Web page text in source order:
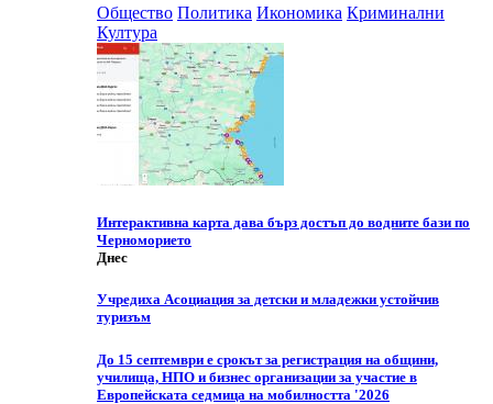
Общество Политика Икономика Криминални
Култура
Интерактивна карта дава бърз достъп до водните бази по
Черноморието
Днес
Учредиха Асоциация за детски и младежки устойчив
туризъм
До 15 септември е срокът за регистрация на общини,
училища, НПО и бизнес организации за участие в
Европейската седмица на мобилността '2026